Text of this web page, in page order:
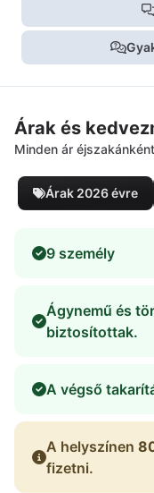
Árak és
Minden ár éjszakánként
Árak 2026 évre
9 személy
Ágynemű és
biztosítottak.
A végső
A helyszínen
fizetni.